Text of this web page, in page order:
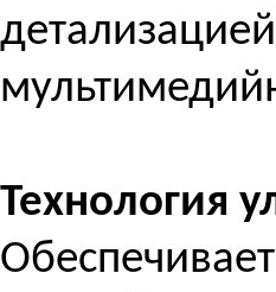
Технология